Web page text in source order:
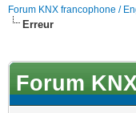
Forum KNX francophone /
Erreur
Forum